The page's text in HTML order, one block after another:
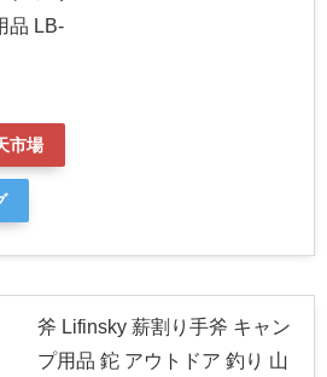
品 LB-
市場
斧 Lifinsky 薪割り手斧 キャン
プ用品 鉈 アウトドア 釣り 山